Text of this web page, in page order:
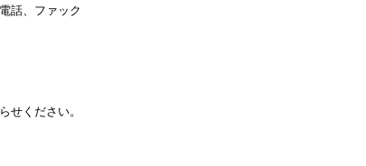
話、ファック
せください。